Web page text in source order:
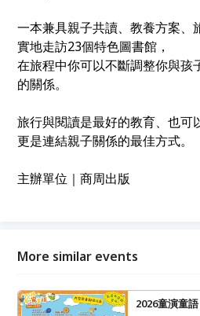
一本兼具親子共讀、教養方案、
實地走訪23個特色圖書館，
在旅程中你可以不斷調整你與孩
的關係。
旅行與閱讀是最好的教育、也可
更是連結親子關係的最佳方式。
主辦單位｜商周出版
More similar events
2026童演童